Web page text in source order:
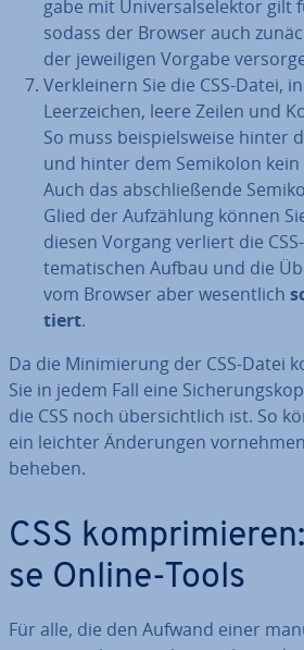
ga­be mit Uni­ver­sal­se­lek­tor gilt
sodass der Browser auch
der je­wei­li­gen Vorgabe
Ver­klei­nern Sie die CSS-Datei,
Leer­zei­chen, leere Zeilen und
So muss bei­spiels­wei­se hinter
und hinter dem Semikolon kein
Auch das ab­schlie­ßen­de
Glied der Auf­zäh­lung können
diesen Vorgang verliert die
te­ma­ti­schen Aufbau und die
vom Browser aber we­sent­lich
tiert.
Da die Mi­ni­mie­rung der CSS-Datei
Sie in jedem Fall eine
die CSS noch über­sicht­lich ist. So
ein leichter Än­de­run­gen
beheben.
CSS
se Online-Tools
Für alle, die den Aufwand einer